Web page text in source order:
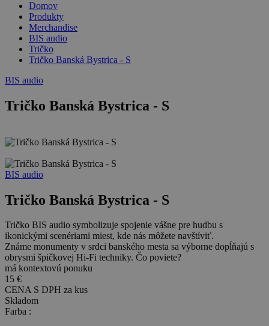
Domov
Produkty
Merchandise
BIS audio
Tričko
Tričko Banská Bystrica - S
BIS audio
Tričko Banská Bystrica - S
BIS audio
Tričko Banská Bystrica - S
Tričko BIS audio symbolizuje spojenie vášne pre hudbu s
ikonickými scenériami miest, kde nás môžete navštíviť.
Známe monumenty v srdci banského mesta sa výborne dopĺňajú s
obrysmi špičkovej Hi-Fi techniky. Čo poviete?
má kontextovú ponuku
15 €
CENA S DPH za kus
Skladom
Farba :